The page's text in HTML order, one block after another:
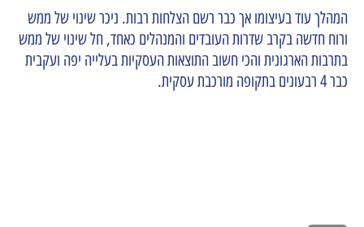
המהלך עוד בעיצומו אך כבר רשם הצלחות רבות. ניכר שינוי של ממש
ורוח חדשה בקרב שדרות העובדים והמנהלים כאחד, חל שינוי של ממש
בתרבות הארגונית והכי חשוב התוצאות העסקיות בעלייה יפה ועקבית
כבר 4 רבעונים בתקופה מורכבת עסקית.